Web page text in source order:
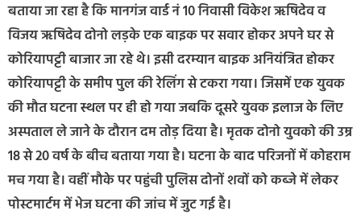
बताया जा रहा है कि मानगंज वार्ड नं 10 निवासी विकेश ऋषिदेव व
विजय ऋषिदेव दोनो लड़के एक बाइक पर सवार होकर अपने घर से
कोरियापट्टी बाजार जा रहे थे। इसी दरम्यान बाइक अनियंत्रित होकर
कोरियापट्टी के समीप पुल की रेलिंग से टकरा गया। जिसमें एक युवक
की मौत घटना स्थल पर ही हो गया जबकि दूसरे युवक इलाज के लिए
अस्पताल ले जाने के दौरान दम तोड़ दिया है। मृतक दोनो युवको की उम्र
18 से 20 वर्ष के बीच बताया गया है। घटना के बाद परिजनों में कोहराम
मच गया है। वहीं मौके पर पहुंची पुलिस दोनों शवों को कब्जे में लेकर
पोस्टमार्टम में भेज घटना की जांच में जुट गई है।